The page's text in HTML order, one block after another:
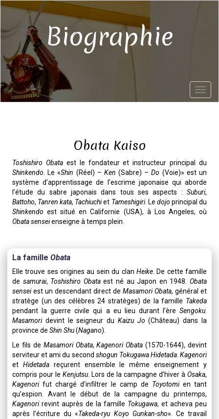
Aller
principal
Biographie
Obata Kaiso
Toshishiro Obata est le fondateur et instructeur principal du
Shinkendo . Le «Shin (Réel) – Ken (Sabre) –Do (Voie)» est un
système d’apprentissage de l’escrime japonaise qui aborde
l’étude du sabre japonais dans tous ses aspects : Suburi,
Battoho, Tanren kata, Tachiuchiet Tameshigiri. Le dojo principal du
Shinkendo est situé en Californie (USA), à Los Angeles, où
Obata senseienseigne à temps plein.
Partie
La famille Obata
Elle trouve ses origines au sein du clan Heike. De cette famille
de samurai, Toshishiro Obataest né au Japon en 1948.Obata
senseiest un descendant direct de Masamori Obata, général et
stratège (un des célèbres 24 stratèges) de la famille Takeda
pendant la guerre civile qui a eu lieu durant l’ère Sengoku
Masamoridevint le seigneur du Kaizu Jo (Château) dans la
province de Shin Shu(Nagano).
Le fils de Masamori Obata,Kagenori Obata (1570-1644), devint
serviteur et ami du second shogun Tokugawa Hidetada. Kagenori
et Hidetadareçurent ensemble le même enseignement y
compris pour le Kenjutsu . Lors de la campagne d’hiver à Osaka,
Kagenorifut chargé d’infiltrer le camp de Toyotomien tant
qu’espion. Avant le début de la campagne du printemps,
Kagenorirevint auprès de la famille Tokugawa, et acheva peu
après l’écriture du «Takeda-ryu Koyo Gunkan-sho». Ce travail